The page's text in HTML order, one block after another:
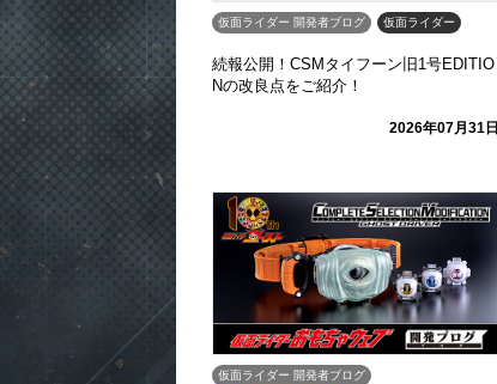
仮面ライダー 開発者ブログ 仮面ライダー
続報公開！CSMタイフーン旧1号EDITIO
Nの改良点をご紹介！
2026年07月31日
仮面ライダー 開発者ブログ